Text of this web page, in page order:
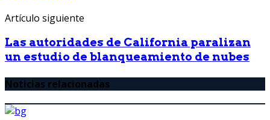
Artículo siguiente
Las autoridades de California paralizan
un estudio de blanqueamiento de nubes
Noticias relacionadas